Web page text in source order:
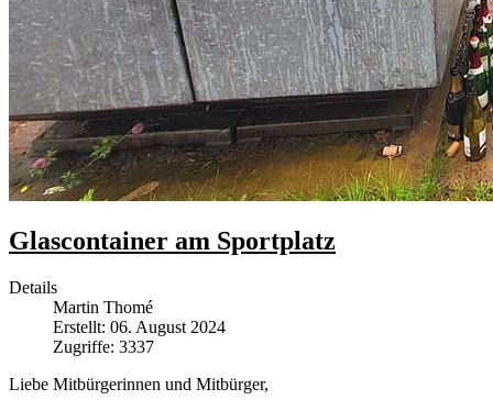
Glascontainer am Sportplatz
Details
Martin Thomé
Erstellt: 06. August 2024
Zugriffe: 3337
Liebe Mitbürgerinnen und Mitbürger,